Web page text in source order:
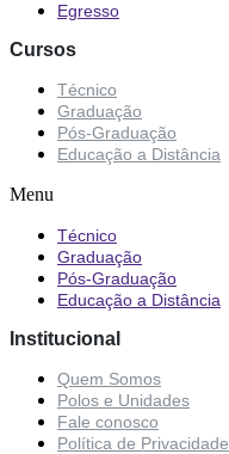
Egresso
Cursos
Técnico
Graduação
Pós-Graduação
Educação a Distância
Menu
Técnico
Graduação
Pós-Graduação
Educação a Distância
Institucional
Quem Somos
Polos e Unidades
Fale conosco
Política de Privacidade